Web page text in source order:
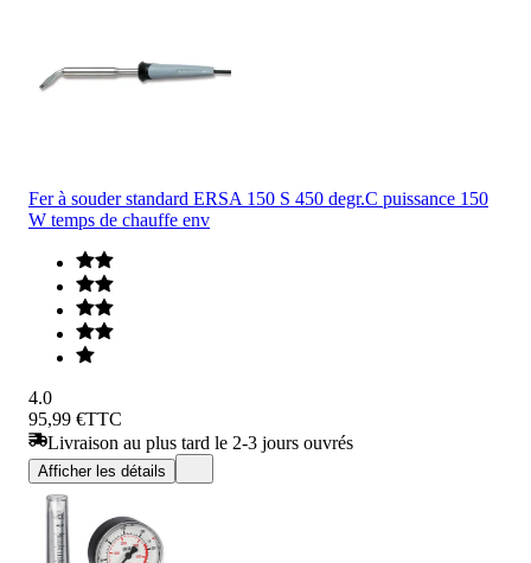
Fer à souder standard ERSA 150 S 450 degr.C puissance 150
W temps de chauffe env
4.0
95,99 €TTC
Livraison au plus tard le 2-3 jours ouvrés
Afficher les détails